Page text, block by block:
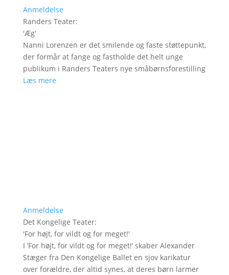
Anmeldelse
Randers Teater:
'Æg'
Nanni Lorenzen er det smilende og faste støttepunkt,
der formår at fange og fastholde det helt unge
publikum i Randers Teaters nye småbørnsforestilling
Læs mere
Anmeldelse
Det Kongelige Teater:
'For højt, for vildt og for meget!'
I ’For højt, for vildt og for meget!’ skaber Alexander
Stæger fra Den Kongelige Ballet en sjov karikatur
over forældre, der altid synes, at deres børn larmer